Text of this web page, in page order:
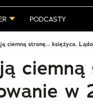
PODCASTY
ciemną stronę... księżyca.
ciemną
w